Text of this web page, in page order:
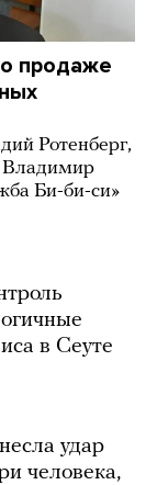
продаже
Ротенберг,
Владимир
Би-би-си»
в Сеуте
удар
человека,